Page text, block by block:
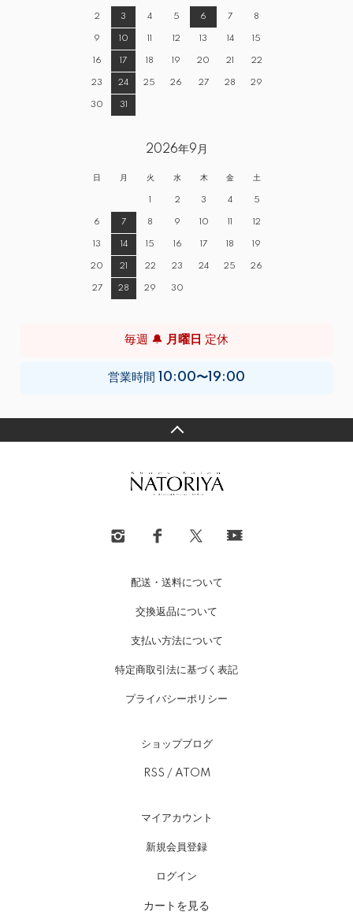
2 3 4 5 6 7 8
9 10 11 12 13 14 15
16 17 18 19 20 21 22
23 24 25 26 27 28 29
30 31
2026年9月
日 月 火 水 木 金 土
1 2 3 4 5
6 7 8 9 10 11 12
13 14 15 16 17 18 19
20 21 22 23 24 25 26
27 28 29 30
毎週 🔔 月曜日 定休
営業時間 10:00〜19:00
配送・送料について
交換返品について
支払い方法について
特定商取引法に基づく表記
プライバシーポリシー
ショップブログ
RSS / ATOM
マイアカウント
新規会員登録
ログイン
カートを見る